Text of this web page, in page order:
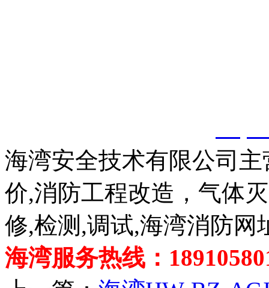
海湾安全技术有限公司
价,消防工程改造，气体
修,检测,调试,海湾消防网
海湾服务热线：